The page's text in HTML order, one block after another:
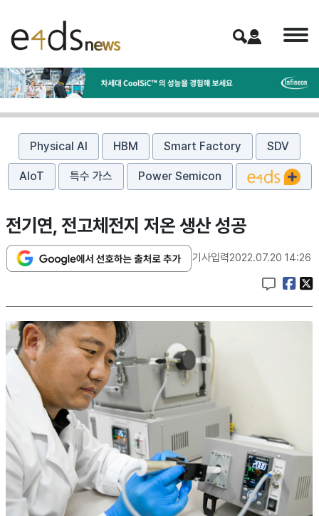
Physical AI HBM Smart Factory SDV
AIoT 특수 가스 Power Semicon
전기연, 전고체전지 저온 생산 성공
기사입력2022.07.20 14:26